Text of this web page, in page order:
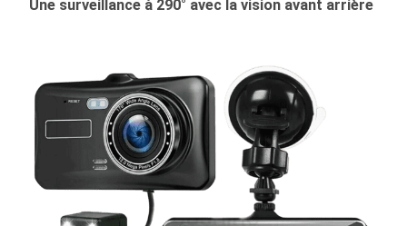
Une surveillance à 290° avec la vision avant arrière